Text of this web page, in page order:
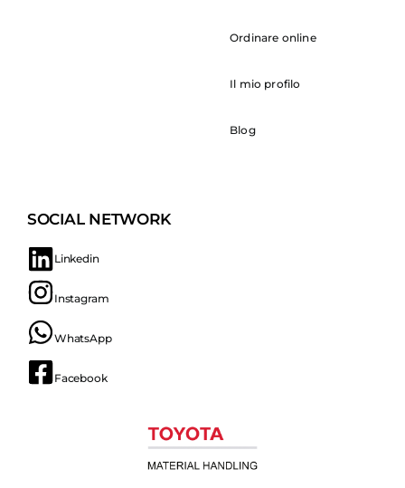
Ordinare online
Il mio profilo
Blog
SOCIAL NETWORK
Linkedin
Instagram
WhatsApp
Facebook